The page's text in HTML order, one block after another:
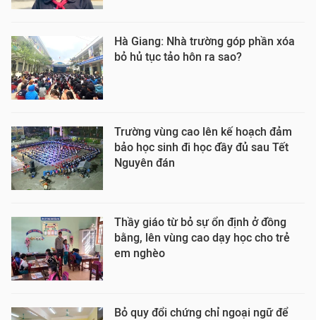
Hà Giang: Nhà trường góp phần xóa
bỏ hủ tục tảo hôn ra sao?
Trường vùng cao lên kế hoạch đảm
bảo học sinh đi học đầy đủ sau Tết
Nguyên đán
Thầy giáo từ bỏ sự ổn định ở đồng
bằng, lên vùng cao dạy học cho trẻ
em nghèo
Bỏ quy đổi chứng chỉ ngoại ngữ để